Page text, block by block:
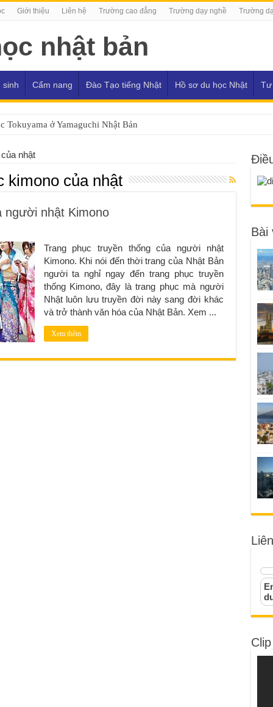
Giới thiệu Liên hệ Trường cao đẳng Trường dạy nghề Trường
sinh Cẩm nang Đào Tạo tiếng Nhật Hồ sơ du học Nhật Tư
Tokuyama ở Yamaguchi Nhật Bản
nhật
kimono của nhật
người nhật Kimono
Trang phục truyền thống của người nhật
Kimono. Khi nói đến thời trang của Nhật Bản
người ta nghỉ ngay đến trang phục truyền
thống Kimono, đây là trang phục mà người
Nhật luôn lưu truyền đời này sang đời khác
và trở thành văn hóa của Nhật Bản. Xem ...
Xem thêm
Bài
Clip